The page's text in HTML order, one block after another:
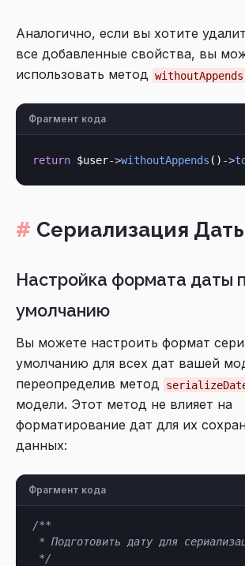
Аналогично, если вы хотите
все добавленные свойства, вы
использовать метод withoutAppends
Фрагмент кода
return $user->withoutAppends () ->
Сериализация
Настройка формата даты
умолчанию
Вы можете настроить формат
умолчанию для всех дат вашей
переопределив метод
модели. Этот метод не влияет на
форматирование дат для их
данных:
Фрагмент кода
/**
* Подготовить дату для
*/